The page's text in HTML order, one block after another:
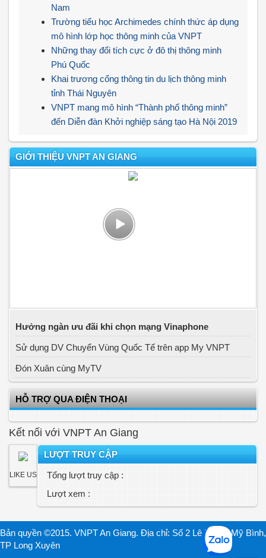
Nam
Trường tiểu học Archimedes chính thức áp dụng
mô hình lớp học thông minh của VNPT
Những thay đổi tích cực ở đô thị thông minh
Phú Quốc
Khai trương cổng thông tin du lịch thông minh
tỉnh Thái Nguyên
VNPT mang mô hình “Thành phố thông minh”
đến Diễn đàn Khởi nghiệp sáng tạo Hà Nội 2019
GIỚI THIỆU VNPT AN GIANG
Hưởng ngàn ưu đãi khi chọn mạng Vinaphone
Sử dụng DV Chuyển Vùng Quốc Tế trên app My VNPT
Đón Xuân cùng MyTV
HỖ TRỢ QUA ĐIỆN THOẠI
Kết nối với VNPT An Giang
LIKE US
LƯỢT TRUY CẬP
Tổng lượt truy cập :
Lượt xem :
Bản quyền ©2015. VNPT An Giang. Địa chỉ: Số 2 Lê Lợi, P. Mỹ Bình,
TP Long Xuyên